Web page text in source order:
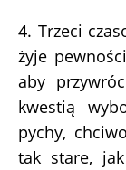
4. Trzeci
żyje
aby
kwestią
pychy,
tak stare,